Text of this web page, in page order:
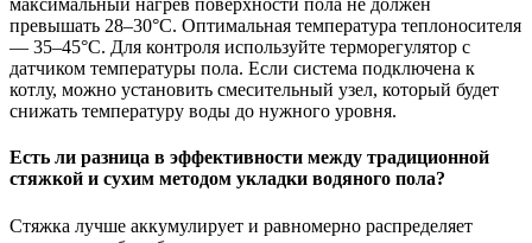
максимальный нагрев поверхности пола не должен
превышать 28–30°C. Оптимальная температура теплоносителя
— 35–45°C. Для контроля используйте терморегулятор с
датчиком температуры пола. Если система подключена к
котлу, можно установить смесительный узел, который будет
снижать температуру воды до нужного уровня.
Есть ли разница в эффективности между традиционной
стяжкой и сухим методом укладки водяного пола?
Стяжка лучше аккумулирует и равномерно распределяет